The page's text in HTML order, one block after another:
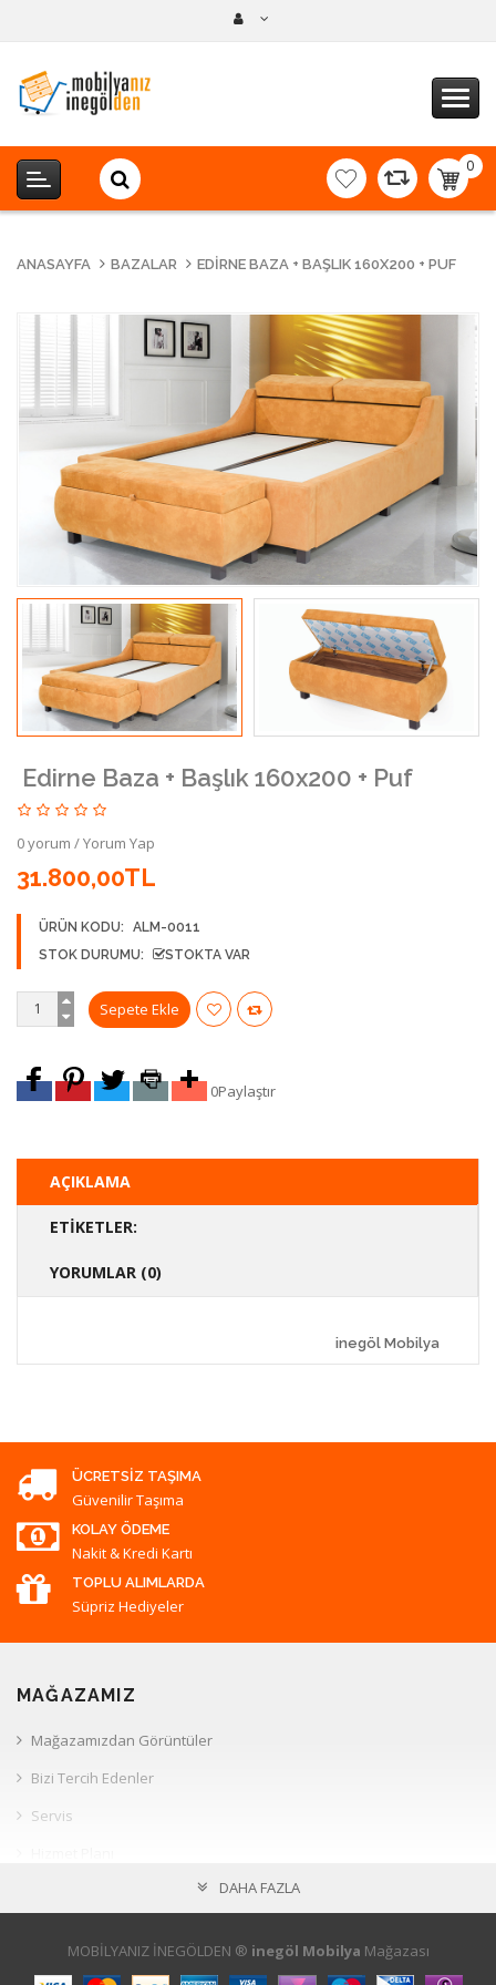
0
-
ANASAYFA BAZALAR EDIRNE BAZA + BAŞLIK 160X200 + PUF
Edirne Baza + Başlık 160x200 + Puf
0 yorum /Yorum Yap
31.800,00TL
ÜRÜN KODU:
ALM-0011
STOK DURUMU:
STOKTA VAR
0Paylaştır
AÇIKLAMA
ETIKETLER:
YORUMLAR (0)
inegöl Mobilya
ÜCRETSIZ TAŞIMA
Güvenilir Taşıma
KOLAY ÖDEME
Nakit & Kredi Kartı
TOPLU ALIMLARDA
Süpriz Hediyeler
MAĞAZAMIZ
Mağazamızdan Görüntüler
Bizi Tercih Edenler
Servis
Hesabım
DAHA FAZLA
MOBİLYANIZ İNEGÖLDEN ® inegöl Mobilya Mağazası